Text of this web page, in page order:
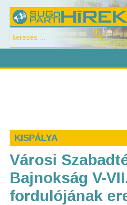
KISPÁLYA
Városi
Bajnokság V-
fordulójának